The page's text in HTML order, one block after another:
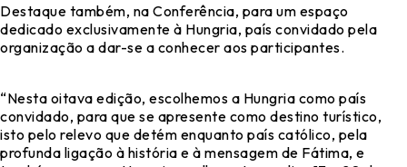
Destaque também, na Conferência, para um espaço
dedicado exclusivamente à Hungria, país convidado pela
organização a dar-se a conhecer aos participantes.
“Nesta oitava edição, escolhemos a Hungria como país
convidado, para que se apresente como destino turístico,
isto pelo relevo que detém enquanto país católico, pela
profunda ligação à história e à mensagem de Fátima, e